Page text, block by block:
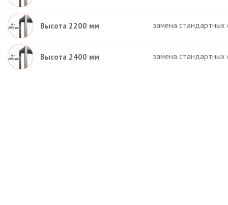
Высота 2200 мм замена стандартных
Высота 2400 мм замена стандартных